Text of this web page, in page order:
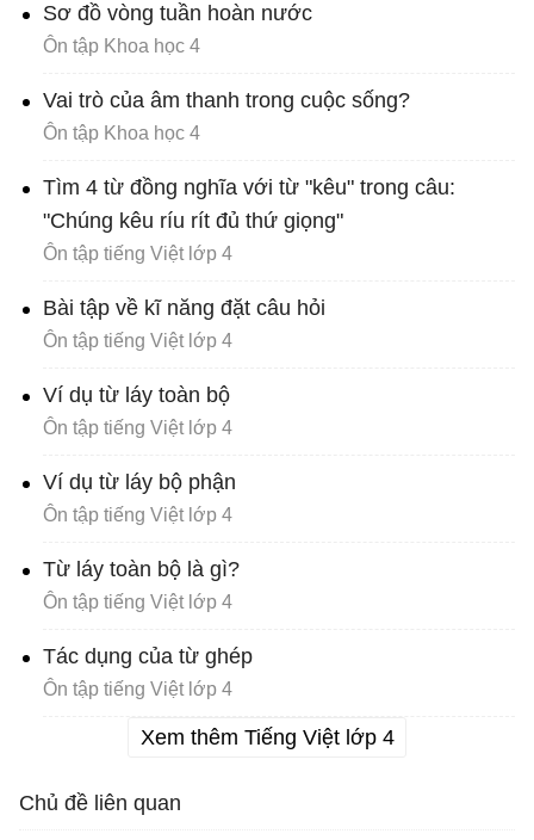
Sơ đồ vòng tuần hoàn nước
Ôn tập Khoa học 4
Vai trò của âm thanh trong cuộc sống?
Ôn tập Khoa học 4
Tìm 4 từ đồng nghĩa với từ "kêu" trong câu:
"Chúng kêu ríu rít đủ thứ giọng"
Ôn tập tiếng Việt lớp 4
Bài tập về kĩ năng đặt câu hỏi
Ôn tập tiếng Việt lớp 4
Ví dụ từ láy toàn bộ
Ôn tập tiếng Việt lớp 4
Ví dụ từ láy bộ phận
Ôn tập tiếng Việt lớp 4
Từ láy toàn bộ là gì?
Ôn tập tiếng Việt lớp 4
Tác dụng của từ ghép
Ôn tập tiếng Việt lớp 4
Xem thêm Tiếng Việt lớp 4
Chủ đề liên quan